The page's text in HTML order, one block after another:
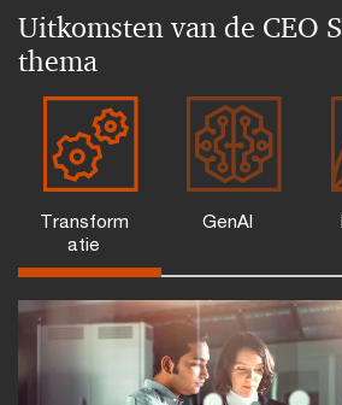
Uitkomsten van de CEO
thema
Transform
atie
GenAI